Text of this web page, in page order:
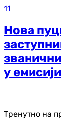
11
Нова
у емисији
Тренутно на